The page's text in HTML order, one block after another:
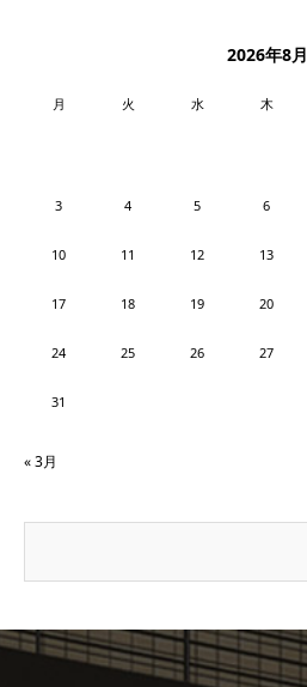
2026年8月
月 火 水 木
3 4 5 6
10 11 12 13
17 18 19 20
24 25 26 27
31
« 3月